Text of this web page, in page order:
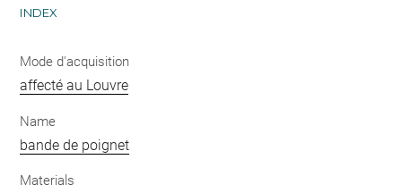
INDEX
Mode d'acquisition
affecté au Louvre
Name
bande de poignet
Materials